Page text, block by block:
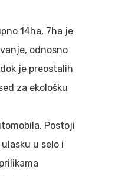
14ha, 7ha je
odnosno
je preostalih
za ekološku
Postoji
u selo i